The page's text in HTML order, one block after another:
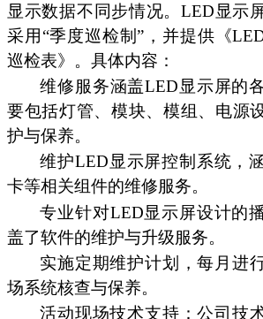
显示数据不同步情况。LED显示
采用“季度巡检制”，并提供《
巡检表》。具体内容：
维修服务涵盖LED显示屏的
要包括灯管、模块、模组、电源
护与保养。
维护LED显示屏控制系统，
卡等相关组件的维修服务。
专业针对LED显示屏设计的
盖了软件的维护与升级服务。
实施定期维护计划，每月进
场系统核查与保养。
活动现场技术支持：公司技